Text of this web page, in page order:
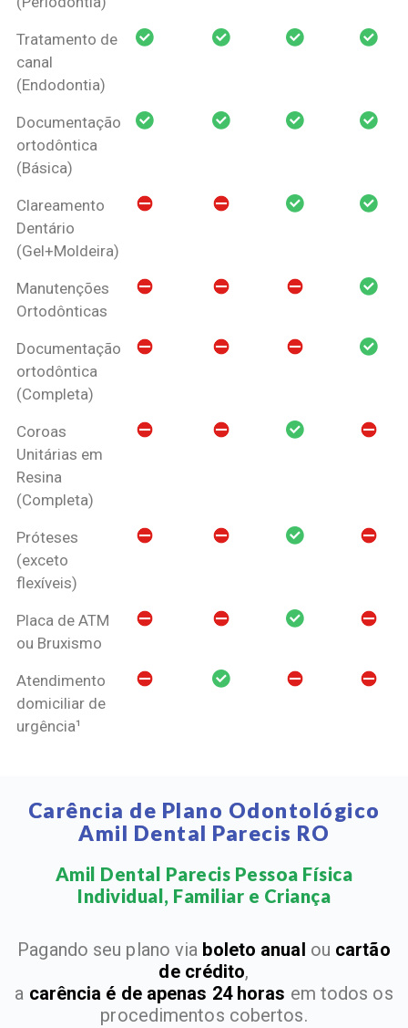
Tratamento de
canal
(Endodontia)
Documentação
ortodôntica
(Básica)
Clareamento
Dentário
(Gel+Moldeira)
Manutenções
Ortodônticas
Documentação
ortodôntica
(Completa)
Coroas
Unitárias em
Resina
(Completa)
Próteses
(exceto
flexíveis)
Placa de ATM
ou Bruxismo
Atendimento
domiciliar de
urgência¹
Carência de Plano Odontológico
Amil Dental Parecis RO
Amil Dental Parecis Pessoa Física
Individual, Familiar e Criança​
Pagando seu plano via boleto anual ou cartão
de crédito,
a carência é de apenas 24 horas em todos os
procedimentos cobertos.